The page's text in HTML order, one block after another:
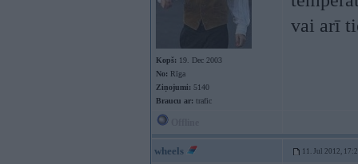
Kopš: 19. Dec 2003
No: Rīga
Ziņojumi: 5140
Braucu ar: trafic
vai arī
wheels 11. Jul 2012,